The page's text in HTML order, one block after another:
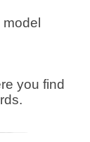
you find